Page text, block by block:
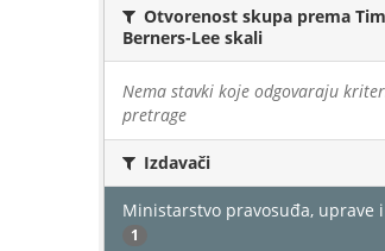
Otvorenost skupa prema Tim
Berners-Lee skali
Nema stavki koje odgovaraju
pretrage
Izdavači
Ministarstvo pravosuđa, uprave
1